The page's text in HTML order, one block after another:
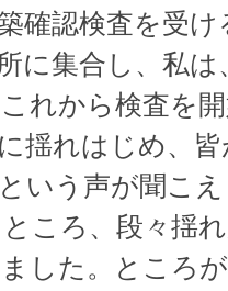
確認検査を受
に集合し、私
れから検査を
揺れはじめ、
いう声が聞こ
ころ、段々揺
した。ところ